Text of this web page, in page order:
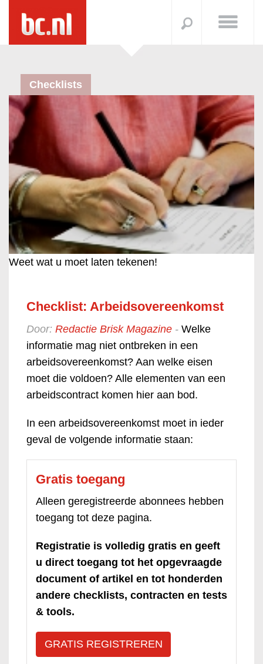
Checklists
Weet wat u moet laten tekenen!
Checklist: Arbeidsovereenkomst
Door: Redactie Brisk Magazine - Welke
informatie mag niet ontbreken in een
arbeidsovereenkomst? Aan welke eisen
moet die voldoen? Alle elementen van een
arbeidscontract komen hier aan bod.
In een arbeidsovereenkomst moet in ieder
geval de volgende informatie staan:
Gratis toegang
Alleen geregistreerde abonnees hebben
toegang tot deze pagina.
Registratie is volledig gratis en geeft
u direct toegang tot het opgevraagde
document of artikel en tot honderden
andere checklists, contracten en tests
& tools.
GRATIS REGISTREREN